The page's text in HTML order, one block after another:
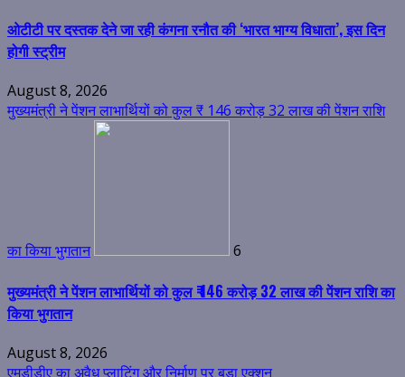
ओटीटी पर दस्तक देने जा रही कंगना रनौत की ‘भारत भाग्य विधाता’, इस दिन
होगी स्ट्रीम
August 8, 2026
मुख्यमंत्री ने पेंशन लाभार्थियों को कुल ₹ 146 करोड़ 32 लाख की पेंशन राशि
का किया भुगतान 6
मुख्यमंत्री ने पेंशन लाभार्थियों को कुल ₹ 146 करोड़ 32 लाख की पेंशन राशि का
किया भुगतान
August 8, 2026
एमडीडीए का अवैध प्लाटिंग और निर्माण पर बड़ा एक्शन